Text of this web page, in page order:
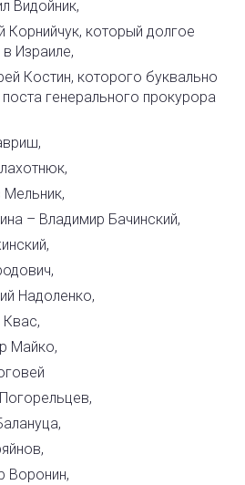
Видойник,
Корнийчук, который долгое
Израиле,
Костин, которого буквально
генерального прокурора
Мельник,
– Владимир Бачинский,
Надоленко,
Квас,
Майко,
Воронин,